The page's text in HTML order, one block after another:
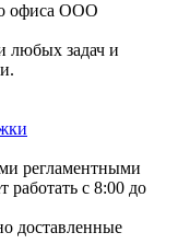
офиса ООО
любых задач и
регламентными
работать с 8:00 до
доставленные